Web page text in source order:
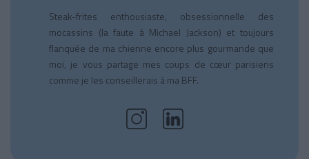
Steak-frites enthousiaste, obsessionnelle des
mocassins (la faute à Michael Jackson) et toujours
flanquée de ma chienne encore plus gourmande que
moi, je vous partage mes coups de cœur parisiens
comme je les conseillerais à ma BFF.